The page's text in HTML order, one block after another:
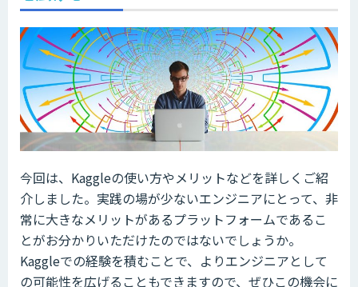
今回は、Kaggleの使い方やメリットなどを詳しくご紹
介しました。実践の場が少ないエンジニアにとって、非
常に大きなメリットがあるプラットフォームであるこ
とがお分かりいただけたのではないでしょうか。
Kaggleでの経験を積むことで、よりエンジニアとして
の可能性を広げることもできますので、ぜひこの機会に